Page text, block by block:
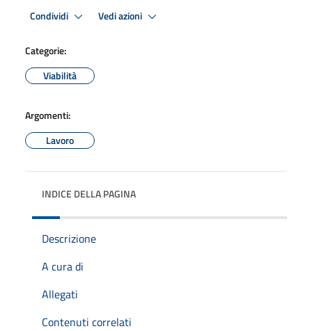
Condividi Vedi azioni
Categorie:
Viabilità
Argomenti:
Lavoro
INDICE DELLA PAGINA
Descrizione
A cura di
Allegati
Contenuti correlati